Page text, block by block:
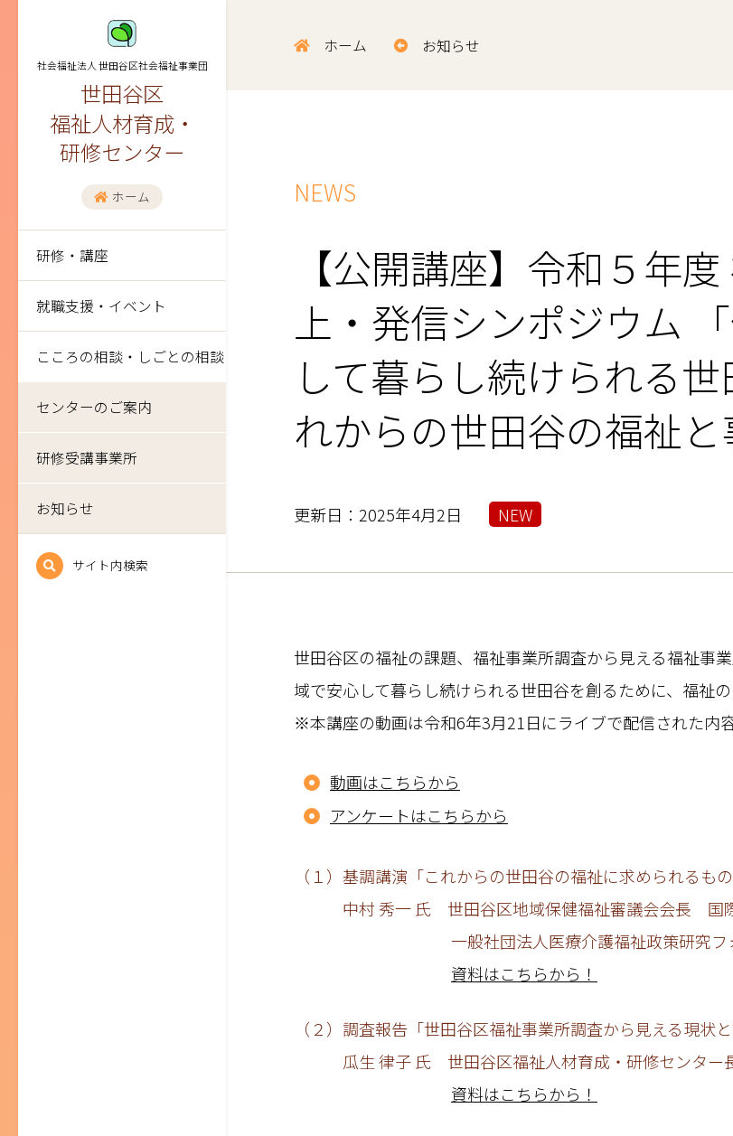
社会福祉法人 世田谷区社会福祉事業団
世田谷区
福祉人材育成・
研修センター
ホーム
研修・講座
就職支援・イベント
こころの相談・しごとの相談
センターのご案内
研修受講事業所
お知らせ
サイト内検索
ホーム お知らせ
NEWS
【公開講座】令和５年
上・発信シンポジウム
して暮らし続けられる
れからの世田谷の福祉
更新日：2025年4月2日 NEW
世田谷区の福祉の課題、福祉事業所調査から見える福祉事
域で安心して暮らし続けられる世田谷を創るために、福祉
※本講座の動画は令和6年3月21日にライブで配信された内
動画はこちらから
アンケートはこちらから
（１）基調講演「これからの世田谷の福祉に求められるもの
中村 秀一 氏 世田谷区地域保健福祉審議会会長 国際
一般社団法人医療介護福祉政策研究フォ
資料はこちらから！
（２）調査報告「世田谷区福祉事業所調査から見える現状と
瓜生 律子 氏 世田谷区福祉人材育成・研修センター
資料はこちらから！